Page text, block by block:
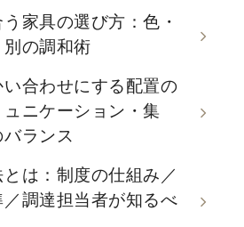
家具の選び方：色・
の調和術
合わせにする配置の
ニケーション・集
ランス
は：制度の仕組み／
調達担当者が知るべ